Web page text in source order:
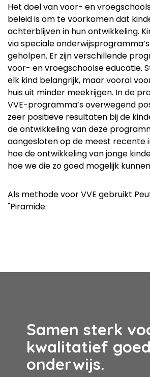
Het doel van voor- en
beleid is om te voorkomen dat
achterblijven in hun ontwikkeling.
via speciale
geholpen. Er zijn verschillende
voor- en vroegschoolse educatie.
elk kind belangrijk, maar vooral
huis uit minder meekrijgen. In de
VVE-programma’s overwegend
zeer positieve resultaten bij de
de ontwikkeling van deze
aangesloten op de meest recente
hoe de ontwikkeling van jonge
hoe we die zo goed mogelijk
Als methode voor VVE gebruikt
"Piramide.
Samen sterk
kwalitatief goed
onderwijs.